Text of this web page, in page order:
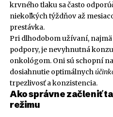
krvného tlaku sa často
niekoľkých týždňov až
prestávka.
Pri dlhodobom užívaní,
podpory, je nevyhnutná
onkológom. Oni sú schopní
dosiahnutie optimálnych
trpezlivosť a konzistencia.
Ako správne začleniť
režimu